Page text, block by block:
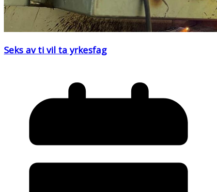
Seks av ti vil ta yrkesfag